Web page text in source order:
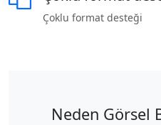
Çoklu format desteği
Neden Görsel